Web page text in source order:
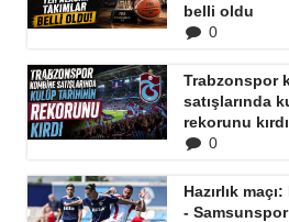
belli oldu
0
Trabzonspor
satışlarında
rekorunu kırdı
0
Hazırlık
-